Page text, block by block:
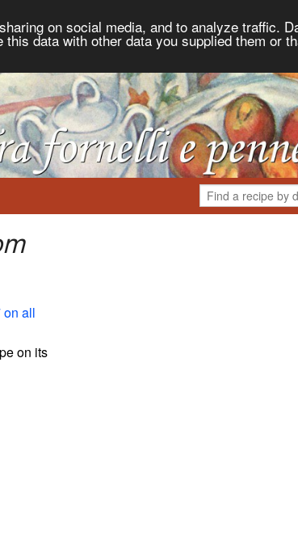
on social media, and to analyze traffic.
data with other data you supplied them or
on all
on its